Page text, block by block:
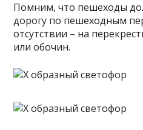
Помним, что пешеходы
дорогу по пешеходным
отсутствии – на
или обочин.